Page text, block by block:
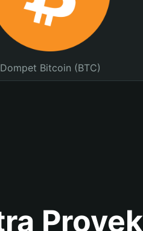
Dompet Bitcoin (BTC)
Proyek